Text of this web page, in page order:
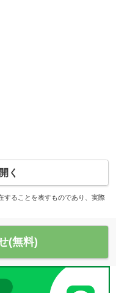
く
ることを表すものであり、実際
(無料)